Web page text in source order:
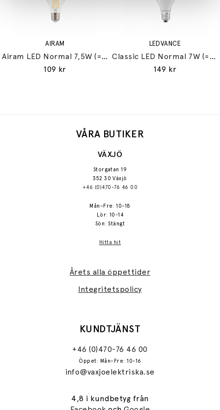
AIRAM
Airam LED Normal 7,5W (=60W) E27
109 kr
LEDVANCE
Classic LED Normal 7W (=60W) E27
149 kr
VÅRA BUTIKER
VÄXJÖ
Storgatan 19
352 30 Växjö
+46 (0)470-76 46 00
Mån–Fre: 10-18
Lör: 10-14
Sön: Stängt
Hitta hit
Årets alla öppettider
Integritetspolicy
KUNDTJÄNST
+46 (0)470-76 46 00
Öppet: Mån–Fre: 10-16
info@vaxjoelektriska.se
4,8 i kundbetyg från